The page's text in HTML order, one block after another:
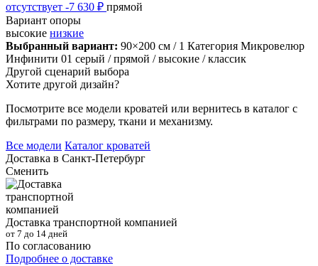
отсутствует -7 630 ₽ прямой
Вариант опоры
высокие низкие
Выбранный вариант: 90×200 см / 1 Категория Микровелюр
Инфинити 01 серый / прямой / высокие / классик
Другой сценарий выбора
Хотите другой дизайн?
Посмотрите все модели кроватей или вернитесь в каталог с
фильтрами по размеру, ткани и механизму.
Все модели Каталог кроватей
Доставка в Санкт-Петербург
Сменить
Доставка транспортной компанией
от 7 до 14 дней
По согласованию
Подробнее о доставке